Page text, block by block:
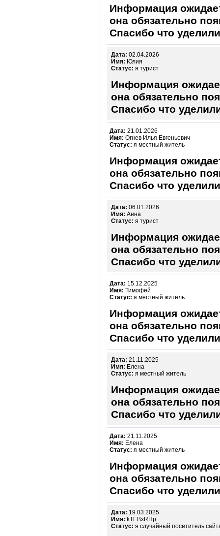
Информация
она обязательно
Спасибо что
Дата: 02.04.2026
Имя: Юлия
Статус: я турист
Информация
она обязательно
Спасибо что
Дата: 21.01.2026
Имя: Огнев Илья Евгеньевич
Статус: я местный житель
Информация
она обязательно
Спасибо что
Дата: 06.01.2026
Имя: Анна
Статус: я турист
Информация
она обязательно
Спасибо что
Дата: 15.12.2025
Имя: Тимофей
Статус: я местный житель
Информация
она обязательно
Спасибо что
Дата: 21.11.2025
Имя: Елена
Статус: я местный житель
Информация
она обязательно
Спасибо что
Дата: 21.11.2025
Имя: Елена
Статус: я местный житель
Информация
она обязательно
Спасибо что
Дата: 19.03.2025
Имя: kTEBxRHp
Статус: я случайный посетитель